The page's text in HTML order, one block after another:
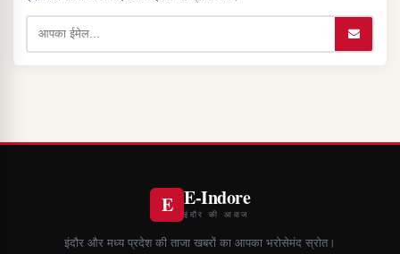
E E-Indore
इंदौर की आवाज
इंदौर और मध्य प्रदेश की ताजा खबरों का आपका भरोसेमंद स्रोत।